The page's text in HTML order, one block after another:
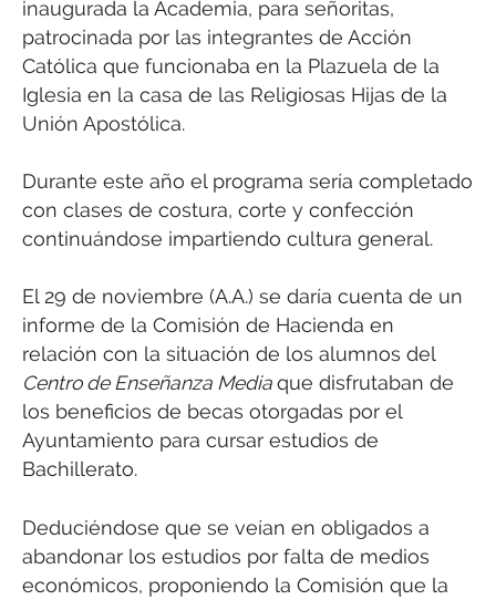
inaugurada la Academia, para señoritas,
patrocinada por las integrantes de Acción
Católica que funcionaba en la Plazuela de la
Iglesia en la casa de las Religiosas Hijas de la
Unión Apostólica.
Durante este año el programa sería completado
con clases de costura, corte y confección
continuándose impartiendo cultura general.
El 29 de noviembre (A.A.) se daría cuenta de un
informe de la Comisión de Hacienda en
relación con la situación de los alumnos del
Centro de Enseñanza Mediaque disfrutaban de
los beneficios de becas otorgadas por el
Ayuntamiento para cursar estudios de
Bachillerato.
Deduciéndose que se veían en obligados a
abandonar los estudios por falta de medios
económicos, proponiendo la Comisión que la